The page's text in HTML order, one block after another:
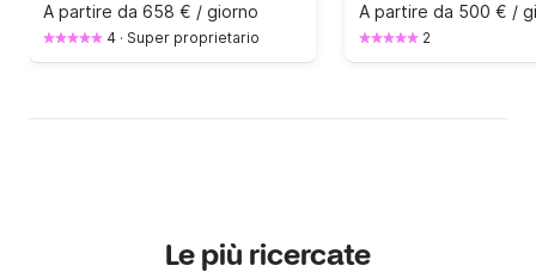
A partire da 658 € / giorno
4 · Super proprietario
A partire da 500 € /
2
Le più ricercate